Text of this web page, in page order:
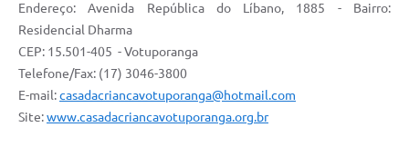
Endereço: Avenida República do Líbano, 1885 - Bairro:
Residencial Dharma
CEP: 15.501-405 - Votuporanga
Telefone/Fax: (17) 3046-3800
E-mail:casadacriancavotuporanga@hotmail.com
Site:www.casadacriancavotuporanga.org.br